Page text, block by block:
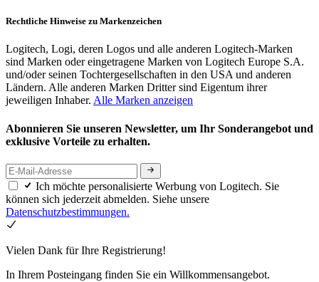
Rechtliche Hinweise zu Markenzeichen
Logitech, Logi, deren Logos und alle anderen Logitech-Marken
sind Marken oder eingetragene Marken von Logitech Europe S.A.
und/oder seinen Tochtergesellschaften in den USA und anderen
Ländern. Alle anderen Marken Dritter sind Eigentum ihrer
jeweiligen Inhaber. Alle Marken anzeigen
Abonnieren Sie unseren Newsletter, um Ihr Sonderangebot und
exklusive Vorteile zu erhalten.
Ich möchte personalisierte Werbung von Logitech. Sie
können sich jederzeit abmelden. Siehe unsere
Datenschutzbestimmungen.
Vielen Dank für Ihre Registrierung!
In Ihrem Posteingang finden Sie ein Willkommensangebot.